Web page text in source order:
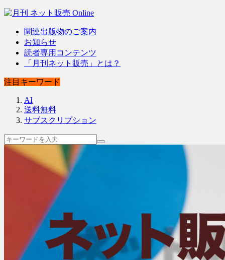
関連出版物のご案内
お知らせ
読者専用コンテンツ
「月刊ネット販売」とは？
注目キーワード
AI
送料無料
サブスクリプション